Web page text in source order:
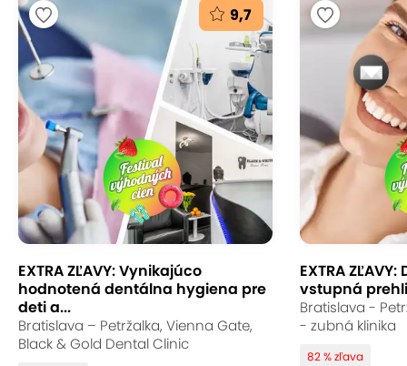
9,7
EXTRA ZĽAVY: Vynikajúco
hodnotená dentálna hygiena pre
deti a...
Bratislava – Petržalka, Vienna Gate,
Black & Gold Dental Clinic
EXTRA
vstupná
Bratislava -
- zubná klinika
82 % zľava